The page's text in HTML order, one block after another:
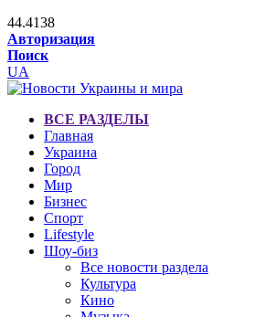
44.4138
Авторизация
Поиск
UA
ВСЕ РАЗДЕЛЫ
Главная
Украина
Город
Мир
Бизнес
Спорт
Lifestyle
Шоу-биз
Все новости раздела
Культура
Кино